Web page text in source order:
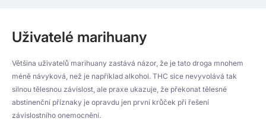
Uživatelé marihuany
Většina uživatelů marihuany zastává názor, že je tato droga mnohem
méně návyková, než je například alkohol. THC sice nevyvolává tak
silnou tělesnou závislost, ale praxe ukazuje, že překonat tělesné
abstinenční příznaky je opravdu jen první krůček při řešení
závislostního onemocnění.